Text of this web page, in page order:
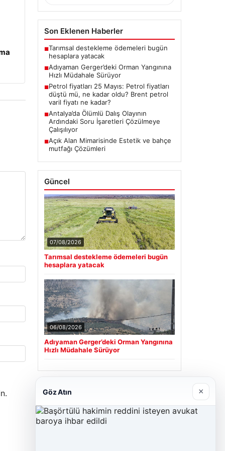
Son Eklenen Haberler
■Tarımsal destekleme ödemeleri bugün
hesaplara yatacak
■Adıyaman Gerger’deki Orman Yangınına
Hızlı Müdahale Sürüyor
■Petrol fiyatları 25 Mayıs: Petrol fiyatları
düştü mü, ne kadar oldu? Brent petrol
varil fiyatı ne kadar?
■Antalya’da Ölümlü Dalış Olayının
Ardındaki Soru İşaretleri Çözülmeye
Çalışılıyor
■Açık Alan Mimarisinde Estetik ve bahçe
mutfağı Çözümleri
Güncel
07/08/2026
Tarımsal destekleme ödemeleri bugün
hesaplara yatacak
06/08/2026
Adıyaman Gerger’deki Orman Yangınına
Hızlı Müdahale Sürüyor
Son Eklenen Firmalar
Cengiz Sigorta
23/06/2026
Göz Atın ×